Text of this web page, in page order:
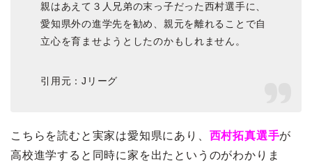
親はあえて３人兄弟の末っ子だった西村選手に、
愛知県外の進学先を勧め、親元を離れることで自
立心を育ませようとしたのかもしれません。
引用元：Jリーグ
こちらを読むと実家は愛知県にあり、 西村拓真選手が
高校進学すると同時に家を出たというのがわかりま